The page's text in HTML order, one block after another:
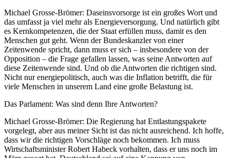
Michael Grosse-Brömer: Daseinsvorsorge ist ein großes Wort und
das umfasst ja viel mehr als Energieversorgung. Und natürlich gibt
es Kernkompetenzen, die der Staat erfüllen muss, damit es den
Menschen gut geht. Wenn der Bundeskanzler von einer
Zeitenwende spricht, dann muss er sich – insbesondere von der
Opposition – die Frage gefallen lassen, was seine Antworten auf
diese Zeitenwende sind. Und ob die Antworten die richtigen sind.
Nicht nur energiepolitisch, auch was die Inflation betrifft, die für
viele Menschen in unserem Land eine große Belastung ist.
Das Parlament: Was sind denn Ihre Antworten?
Michael Grosse-Brömer: Die Regierung hat Entlastungspakete
vorgelegt, aber aus meiner Sicht ist das nicht ausreichend. Ich hoffe,
dass wir die richtigen Vorschläge noch bekommen. Ich muss
Wirtschaftsminister Robert Habeck vorhalten, dass er uns noch im